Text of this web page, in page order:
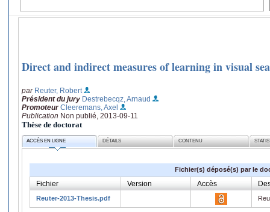
Direct and indirect measures of learning in visual
par Reuter, Robert
Président du jury Destrebecqz, Arnaud
Promoteur Cleeremans, Axel
Publication Non publié, 2013-09-11
Thèse de doctorat
ACCÈS EN LIGNE DÉTAILS CONTENU
Fichier(s) déposé(s) par le
Fichier Version Accès
Reuter-2013-Thesis.pdf